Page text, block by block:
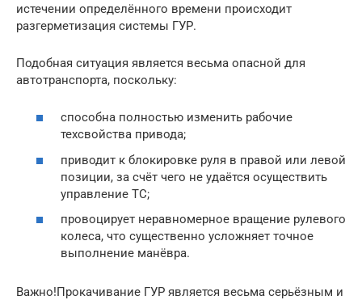
истечении определённого времени происходит
разгерметизация системы ГУР.
Подобная ситуация является весьма опасной для
автотранспорта, поскольку:
способна полностью изменить рабочие
техсвойства привода;
приводит к блокировке руля в правой или левой
позиции, за счёт чего не удаётся осуществить
управление ТС;
провоцирует неравномерное вращение рулевого
колеса, что существенно усложняет точное
выполнение манёвра.
Важно!Прокачивание ГУР является весьма серьёзным и